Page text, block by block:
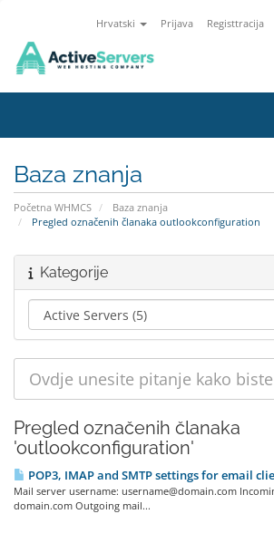
Hrvatski Prijava Registtracija
Baza znanja
Početna WHMCS
Baza znanja
Pregled označenih članaka outlookconfiguration
Kategorije
Pregled označenih članaka
'outlookconfiguration'
POP3, IMAP and SMTP settings for email
Mail server username: username@domain.com
domain.com Outgoing mail...